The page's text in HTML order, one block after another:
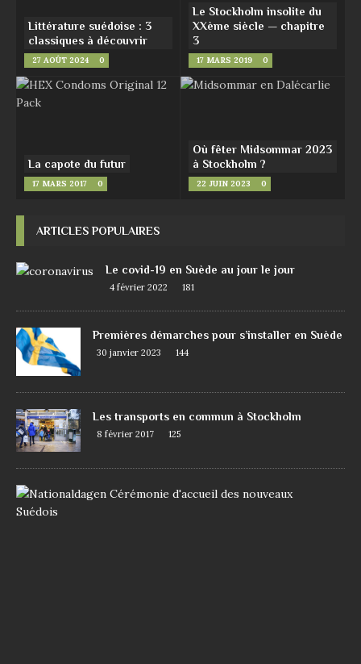
Littérature suédoise : 3
classiques à découvrir
27 AOÛT 2024 0
Le Stockholm insolite du
XXème siècle — chapitre
3
17 MARS 2019 0
La capote du futur
17 MARS 2017 0
Où fêter Midsommar 2023
à Stockholm ?
22 JUIN 2023 0
ARTICLES POPULAIRES
Le covid-19 en Suède au jour le jour
4 février 2022 181
Premières démarches pour s’installer en Suède
30 janvier 2023 144
Les transports en commun à Stockholm
8 février 2017 125